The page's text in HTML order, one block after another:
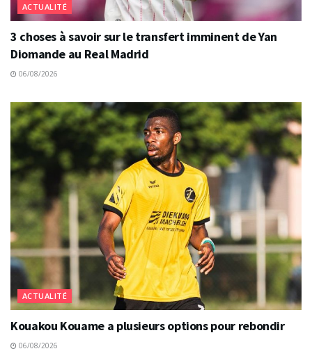
ACTUALITÉ
3 choses à savoir sur le transfert imminent de Yan
Diomande au Real Madrid
06/08/2026
ACTUALITÉ
Kouakou Kouame a plusieurs options pour rebondir
06/08/2026